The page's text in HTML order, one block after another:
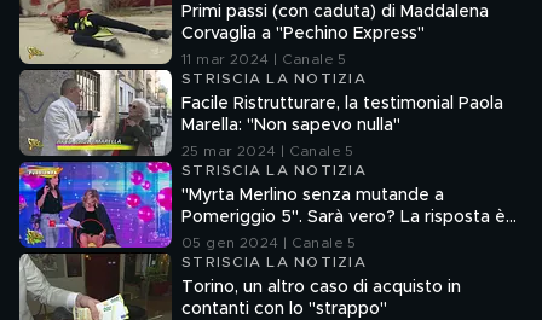
Primi passi (con caduta) di Maddalena
Corvaglia a "Pechino Express"
11 mar 2024 | Canale 5
STRISCIA LA NOTIZIA
Facile Ristrutturare, la testimonial Paola
Marella: "Non sapevo nulla"
25 mar 2024 | Canale 5
STRISCIA LA NOTIZIA
"Myrta Merlino senza mutande a
Pomeriggio 5". Sarà vero? La risposta è
nel fuorionda
05 gen 2024 | Canale 5
STRISCIA LA NOTIZIA
Torino, un altro caso di acquisto in
contanti con lo "strappo"